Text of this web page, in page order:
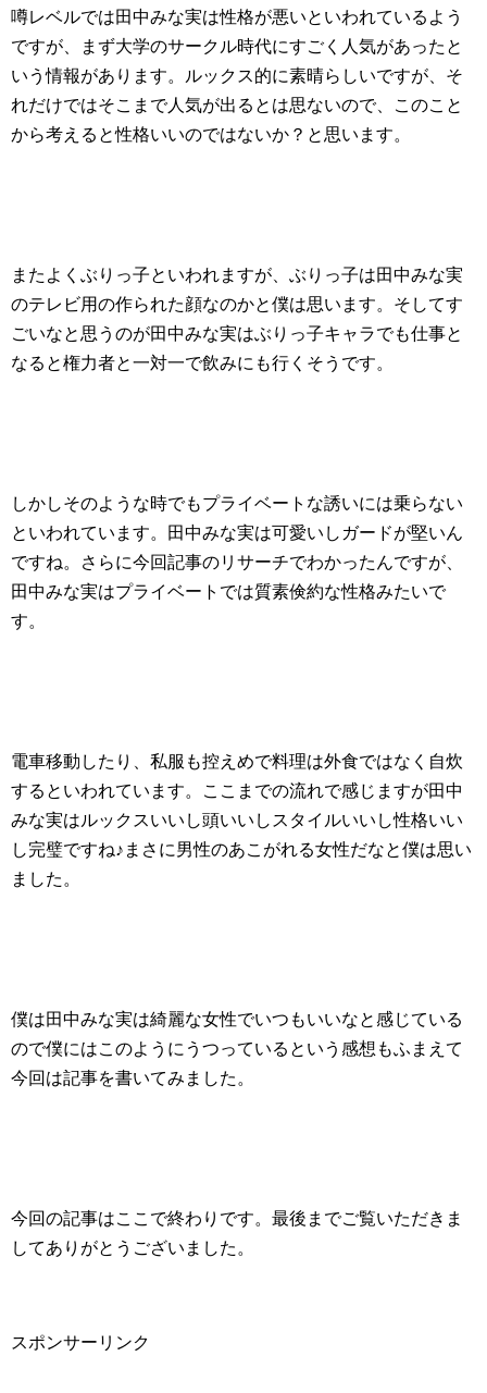
噂レベルでは田中みな実は性格が悪いといわれているよう
ですが、まず大学のサークル時代にすごく人気があったと
いう情報があります。ルックス的に素晴らしいですが、そ
れだけではそこまで人気が出るとは思ないので、このこと
から考えると性格いいのではないか？と思います。
またよくぶりっ子といわれますが、ぶりっ子は田中みな実
のテレビ用の作られた顔なのかと僕は思います。そしてす
ごいなと思うのが田中みな実はぶりっ子キャラでも仕事と
なると権力者と一対一で飲みにも行くそうです。
しかしそのような時でもプライベートな誘いには乗らない
といわれています。田中みな実は可愛いしガードが堅いん
ですね。さらに今回記事のリサーチでわかったんですが、
田中みな実はプライベートでは質素倹約な性格みたいで
す。
電車移動したり、私服も控えめで料理は外食ではなく自炊
するといわれています。ここまでの流れで感じますが田中
みな実はルックスいいし頭いいしスタイルいいし性格いい
し完璧ですね♪まさに男性のあこがれる女性だなと僕は思い
ました。
僕は田中みな実は綺麗な女性でいつもいいなと感じている
ので僕にはこのようにうつっているという感想もふまえて
今回は記事を書いてみました。
今回の記事はここで終わりです。最後までご覧いただきま
してありがとうございました。
スポンサーリンク